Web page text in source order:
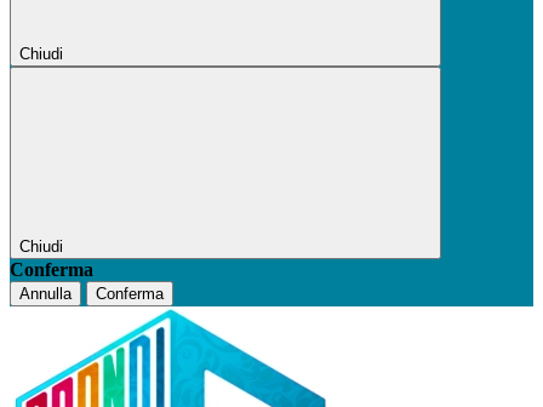
Chiudi
Chiudi
Conferma
Annulla Conferma